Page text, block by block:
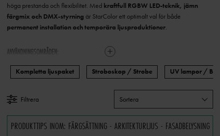
höga prestanda och flexibilitet. Med kraftfull RGBW LED-teknik, jämn
färgmix och DMX-styrning är StarColor ett optimalt val för både
permanent installation och temporära ljusproduktioner.
ANVÄNDNINGSOMRÅDEN:
Fasadbelysning & arkitekturljus– Låt byggnader och fasader lysa upp
med eleganta ljusinstallationer.
– Skapa dynamiska färgeffekter och atmosfär vid
konserter, festivaler och event.
✔Färgsättning av byggnader– Ge liv åt väggar och konstruktioner med
kraftfull wash-teknologi.
Kompletta ljuspaket Stroboskop / Strobe UV lampor /
Filtrera Sortera
PRODUKTTIPS INOM: FÄRGSÄTTNING - ARKITEKTURLJUS - FASADBELYSNING